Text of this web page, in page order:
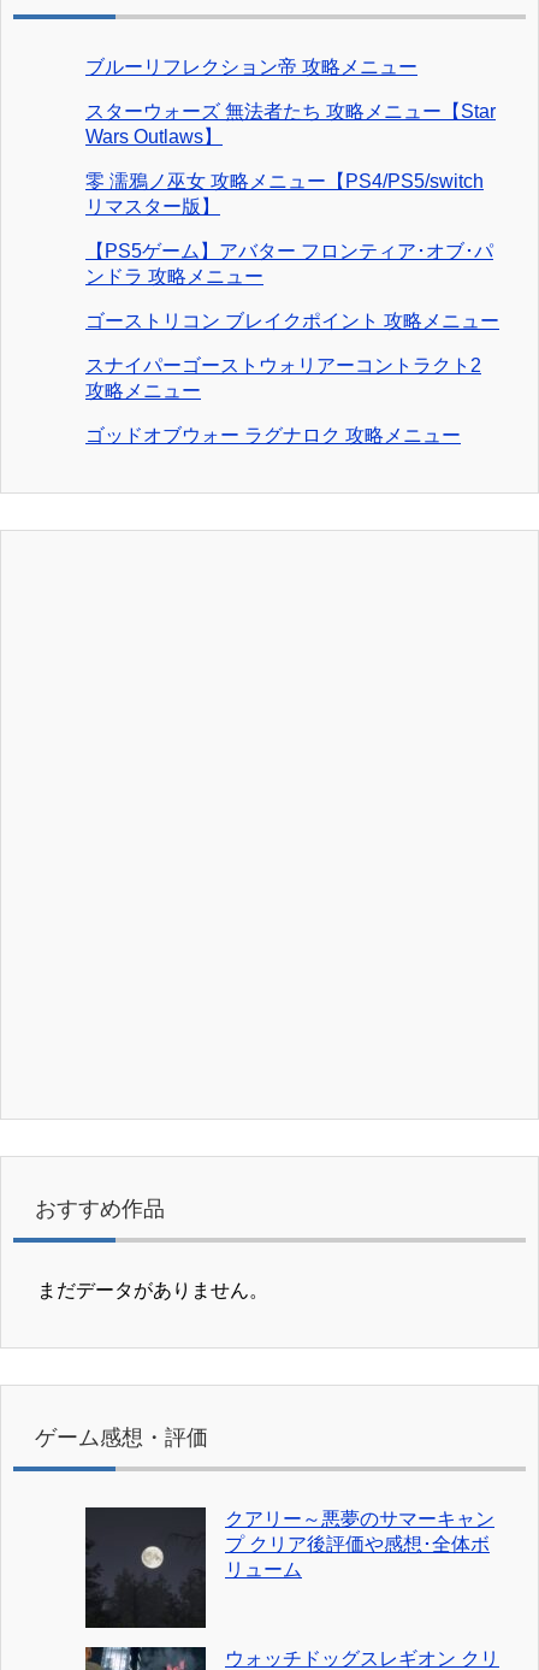
ブルーリフレクション帝 攻略メニュー
スターウォーズ 無法者たち 攻略メニュー【Star
Wars Outlaws】
零 濡鴉ノ巫女 攻略メニュー【PS4/PS5/switch
リマスター版】
【PS5ゲーム】アバター フロンティア･オブ･パ
ンドラ 攻略メニュー
ゴーストリコン ブレイクポイント 攻略メニュー
スナイパーゴーストウォリアーコントラクト2
攻略メニュー
ゴッドオブウォー ラグナロク 攻略メニュー
おすすめ作品
まだデータがありません。
ゲーム感想・評価
クアリー～悪夢のサマーキャン
プ クリア後評価や感想･全体ボ
リューム
ウォッチドッグスレギオン クリ